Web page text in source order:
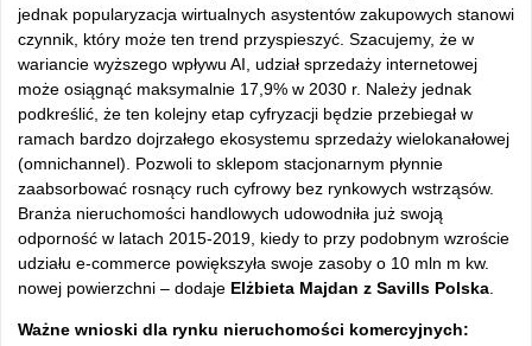
jednak popularyzacja wirtualnych asystentów zakupowych stanowi
czynnik, który może ten trend przyspieszyć. Szacujemy, że w
wariancie wyższego wpływu AI, udział sprzedaży internetowej
może osiągnąć maksymalnie 17,9% w 2030 r. Należy jednak
podkreślić, że ten kolejny etap cyfryzacji będzie przebiegał w
ramach bardzo dojrzałego ekosystemu sprzedaży wielokanałowej
(omnichannel). Pozwoli to sklepom stacjonarnym płynnie
zaabsorbować rosnący ruch cyfrowy bez rynkowych wstrząsów.
Branża nieruchomości handlowych udowodniła już swoją
odporność w latach 2015-2019, kiedy to przy podobnym wzroście
udziału e-commerce powiększyła swoje zasoby o 10 mln m kw.
nowej powierzchni – dodaje Elżbieta Majdan z Savills Polska
Ważne wnioski dla rynku nieruchomości komercyjnych: